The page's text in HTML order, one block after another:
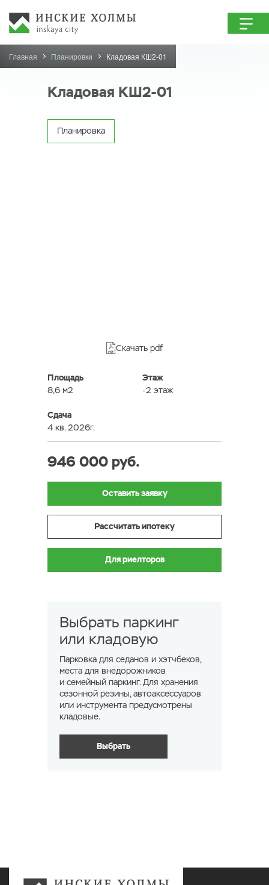
Главная Планировки Кладовая КШ2-01
Кладовая КШ2-01
Планировка
Скачать pdf
Площадь
8,6 м2
Этаж
-2 этаж
Сдача
4 кв. 2026г.
946 000 руб.
Оставить заявку
Рассчитать ипотеку
Для риелторов
Выбрать паркинг
или кладовую
Парковка для седанов и хэтчбеков,
места для внедорожников
и семейный паркинг. Для хранения
сезонной резины, автоаксессуаров
или инструмента предусмотрены
кладовые.
Выбрать